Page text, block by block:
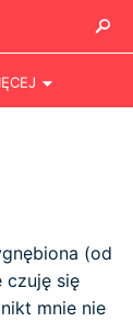
(od
czuję się
mnie nie